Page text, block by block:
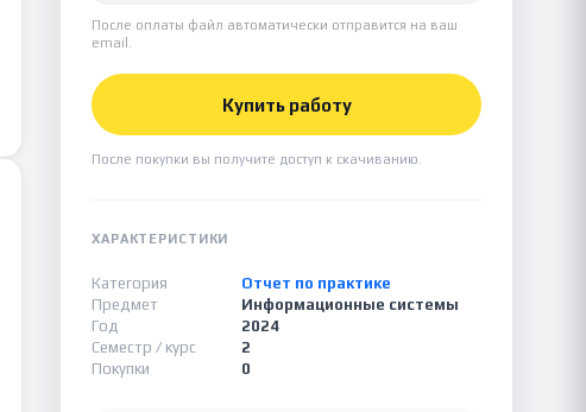
После оплаты файл автоматически отправится на ваш
email.
Купить работу
После покупки вы получите доступ к скачиванию.
ХАРАКТЕРИСТИКИ
Категория
Отчет по практике
Предмет
Информационные системы
Год
2024
Семестр / курс
2
Покупки
0